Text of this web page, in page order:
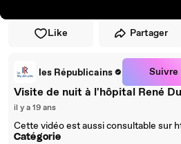
Like Partager
les Républicains Suivre
Visite de nuit à l'hôpital René
il y a 19 ans
Cette vidéo est aussi consultable sur
Catégorie